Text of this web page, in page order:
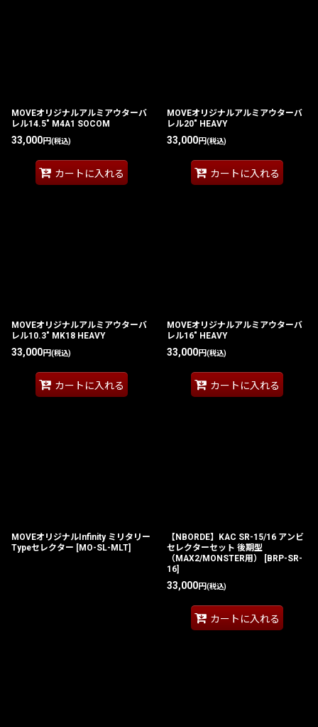
MOVEオリジナルアルミアウターバ
レル14.5" M4A1 SOCOM
33,000円(税込)
カートに入れる
MOVEオリジナルアルミアウターバ
レル20" HEAVY
33,000円(税込)
カートに入れる
MOVEオリジナルアルミアウターバ
レル10.3" MK18 HEAVY
33,000円(税込)
カートに入れる
MOVEオリジナルアルミアウターバ
レル16" HEAVY
33,000円(税込)
カートに入れる
MOVEオリジナルInfinity ミリタリー
Typeセレクター [MO-SL-MLT]
【NBORDE】KAC SR-15/16 アンビ
セレクターセット 後期型
（MAX2/MONSTER用）
[BRP-SR-
16]
33,000円(税込)
カートに入れる